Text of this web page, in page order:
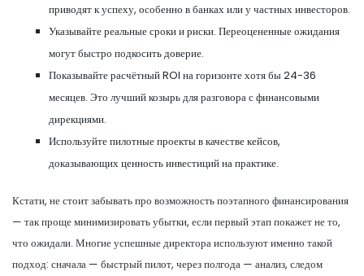
приводят к успеху, особенно в банках или у частных инвесторов.
Указывайте реальные сроки и риски. Переоцененные ожидания
могут быстро подкосить доверие.
Показывайте расчётный ROI на горизонте хотя бы 24-36
месяцев. Это лучший козырь для разговора с финансовыми
дирекциями.
Используйте пилотные проекты в качестве кейсов,
доказывающих ценность инвестиций на практике.
Кстати, не стоит забывать про возможность поэтапного финансирования
— так проще минимизировать убытки, если первый этап покажет не то,
что ожидали. Многие успешные директора используют именно такой
подход: сначала — быстрый пилот, через полгода — анализ, следом